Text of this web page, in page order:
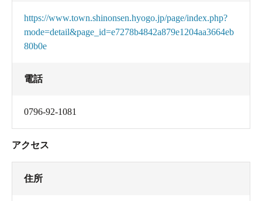
https://www.town.shinonsen.hyogo.jp/page/index.php?
mode=detail&page_id=e7278b4842a879e1204aa3664eb
80b0e
電話
0796-92-1081
アクセス
住所